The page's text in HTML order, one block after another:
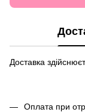
Доставка
Оплата при